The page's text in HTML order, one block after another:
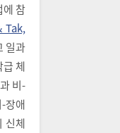
에 참
Tak,
일과
체
비-
장애
신체